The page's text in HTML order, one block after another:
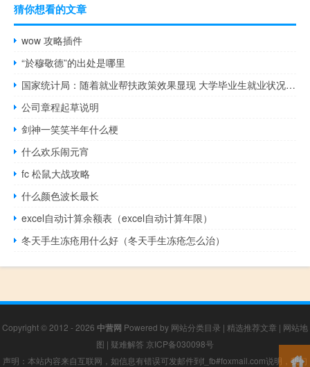
猜你想看的文章
wow 攻略插件
“於穆敬德”的出处是哪里
国家统计局：随着就业帮扶政策效果显现 大学毕业生就业状况将继续改善
公司章程起草说明
剑神一笑笑半年什么梗
什么欢乐闹元宵
fc 松鼠大战攻略
什么颜色波长最长
excel自动计算余额表（excel自动计算年限）
冬天手生冻疮用什么好（冬天手生冻疮怎么治）
Copyright © 2012 - 2026 中营网 Powered by 网站分类目录 | 精选推荐文章 | 网站地
图 | 疑难解答 京ICP备030098号
声明：本站内容来自互联网，如信息有错误可发邮件到f_fb#foxmail.com说明，我们